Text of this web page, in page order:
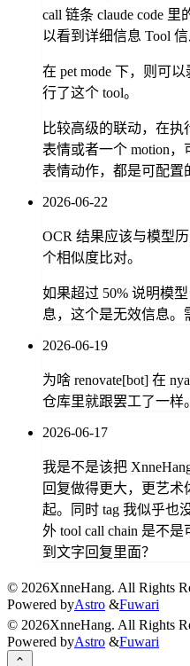
call 链条 claude code
以看到详细信息 Tool
在 pet mode 下，则可
行了这个 tool。
比较高级的联动，在执
表情或者一个 motion
表情动作，都是可配置
2026-06-22
OCR 结果应该与模型
个相似度比对。
如果超过 50% 说明模
息，这个是无效信息。
2026-06-19
为啥 renovate[bot] 在
仓库里就跟罢工了一样。
2026-06-17
我是不是该把
回复做得更大，更艺
起。同时 tag 我似乎也
外 tool call chain 是不
到文字回复里面？
© 2026XnneHang. All Rights
Powered byAstro &Fuwari
© 2026XnneHang. All Rights
Powered byAstro &Fuwari